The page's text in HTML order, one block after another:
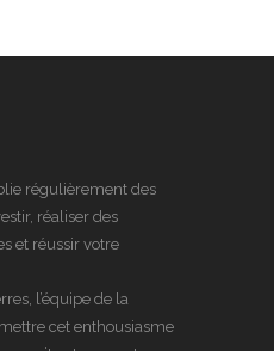
régulièrement des
réaliser des
et réussir votre
l’équipe de la
cet enthousiasme